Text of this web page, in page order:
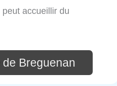
accueillir du
Breguenan